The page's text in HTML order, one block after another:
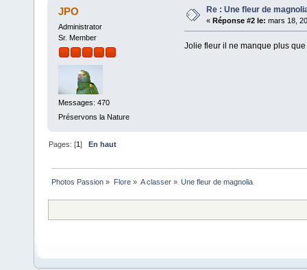
JPO
Administrator
Sr. Member
Messages: 470
Préservons la Nature
Re : Une fleur de
« Réponse #2 le: mars 18,
Jolie fleur il ne manque plus que
Pages: [1]En haut
Photos Passion » Flore» A classer» Une fleur de magnolia